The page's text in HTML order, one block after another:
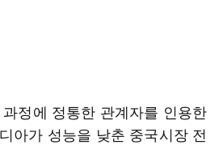
정에 정통한 관계자를 인용한
아가 성능을 낮춘 중국시장 전